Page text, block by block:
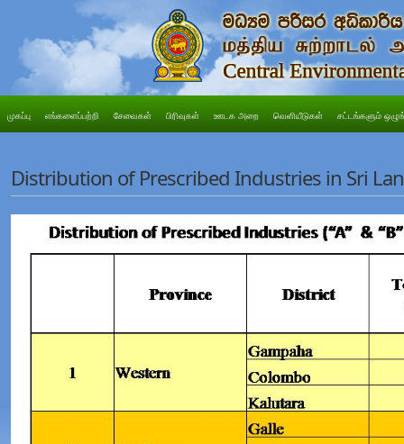
முகப்பு எங்களைப்பற்றி சேவைகள் பிரிவுகள் ஊடக அறை வெளியீடுகள் சட்டங்களும்
Distribution of Prescribed Industries in Sri